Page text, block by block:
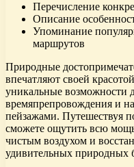
Перечисление
Описание
Упоминание
маршрутов
Природные
впечатляют своей
уникальные возможности
времяпрепровождения и
пейзажами. Путешествуя
сможете ощутить всю
чистым воздухом и
удивительных природных